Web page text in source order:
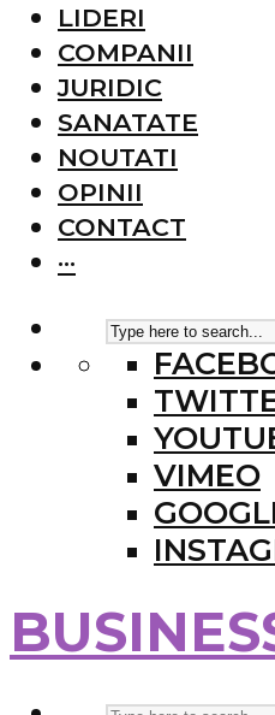
LIDERI
COMPANII
JURIDIC
SANATATE
NOUTATI
OPINII
CONTACT
···
VIMEO